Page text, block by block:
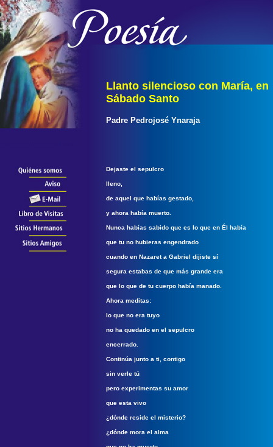
Llanto silencioso con María, en
Sábado Santo
Padre Pedrojosé Ynaraja
Dejaste el sepulcro
lleno,
de aquel que habías gestado,
y ahora había muerto.
Nunca habías sabido que es lo que en Él había
que tu no hubieras engendrado
cuando en Nazaret a Gabriel dijiste sí
segura estabas de que más grande era
que lo que de tu cuerpo había manado.
Ahora meditas:
lo que no era tuyo
no ha quedado en el sepulcro
encerrado.
Continúa junto a ti, contigo
sin verle tú
pero experimentas su amor
que esta vivo
¿dónde reside el misterio?
¿dónde mora el alma